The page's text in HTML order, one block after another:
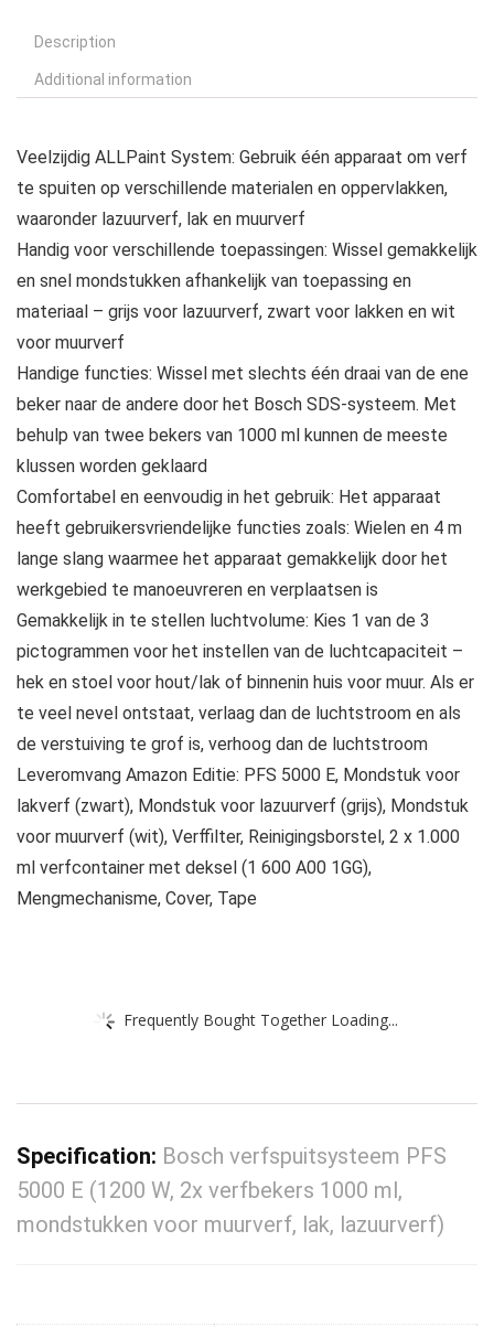
Description
Additional information
Veelzijdig ALLPaint System: Gebruik één apparaat om verf
te spuiten op verschillende materialen en oppervlakken,
waaronder lazuurverf, lak en muurverf
Handig voor verschillende toepassingen: Wissel gemakkelijk
en snel mondstukken afhankelijk van toepassing en
materiaal – grijs voor lazuurverf, zwart voor lakken en wit
voor muurverf
Handige functies: Wissel met slechts één draai van de ene
beker naar de andere door het Bosch SDS-systeem. Met
behulp van twee bekers van 1000 ml kunnen de meeste
klussen worden geklaard
Comfortabel en eenvoudig in het gebruik: Het apparaat
heeft gebruikersvriendelijke functies zoals: Wielen en 4 m
lange slang waarmee het apparaat gemakkelijk door het
werkgebied te manoeuvreren en verplaatsen is
Gemakkelijk in te stellen luchtvolume: Kies 1 van de 3
pictogrammen voor het instellen van de luchtcapaciteit –
hek en stoel voor hout/lak of binnenin huis voor muur. Als er
te veel nevel ontstaat, verlaag dan de luchtstroom en als
de verstuiving te grof is, verhoog dan de luchtstroom
Leveromvang Amazon Editie: PFS 5000 E, Mondstuk voor
lakverf (zwart), Mondstuk voor lazuurverf (grijs), Mondstuk
voor muurverf (wit), Verffilter, Reinigingsborstel, 2 x 1.000
ml verfcontainer met deksel (1 600 A00 1GG),
Mengmechanisme, Cover, Tape
Frequently Bought Together Loading...
Specification: Bosch verfspuitsysteem PFS
5000 E (1200 W, 2x verfbekers 1000 ml,
mondstukken voor muurverf, lak, lazuurverf)